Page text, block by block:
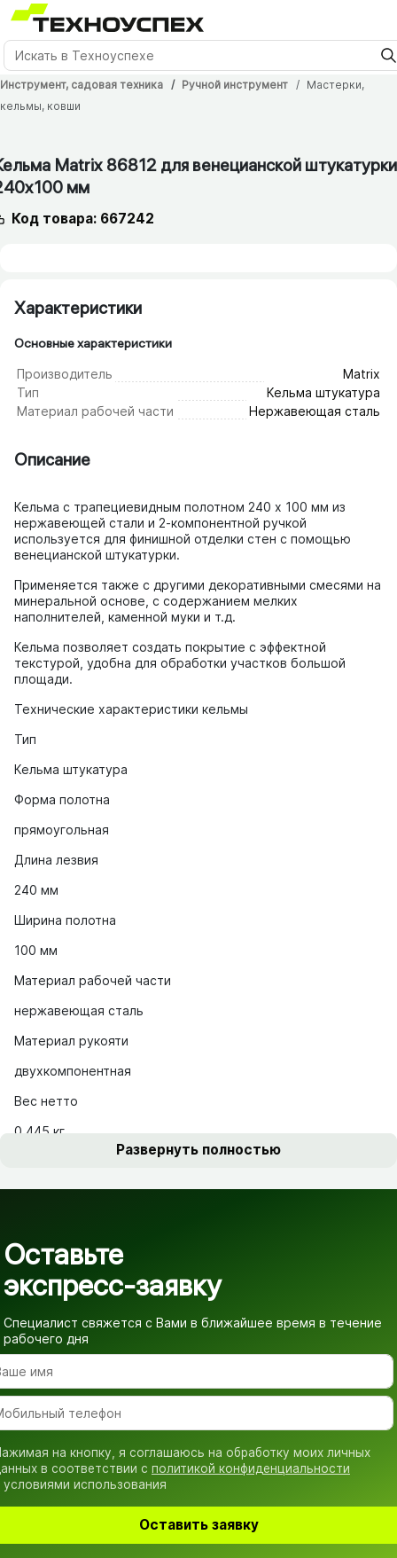
Инструмент, садовая техника Ручной инструмент
Мастерки,
кельмы, ковши
Matrix 86812 для венецианской
мм
Код товара: 667242
Характеристики
Основные характеристики
Производитель
Matrix
Тип
Кельма штукатура
Материал рабочей части
Нержавеющая сталь
Описание
Кельма с трапециевидным полотном 240 х 100 мм из
нержавеющей стали и 2-компонентной ручкой
используется для финишной отделки стен с помощью
венецианской штукатурки.
Применяется также с другими декоративными смесями на
минеральной основе, с содержанием мелких
наполнителей, каменной муки и т.д.
Кельма позволяет создать покрытие с эффектной
текстурой, удобна для обработки участков большой
площади.
Технические характеристики кельмы
Тип
Кельма штукатура
Форма полотна
прямоугольная
Длина лезвия
240 мм
Ширина полотна
100 мм
Материал рабочей части
нержавеющая сталь
Материал рукояти
двухкомпонентная
Вес нетто
0.445 кг
Развернуть полностью
Оставьте
экспресс-заявку
Специалист свяжется с Вами в ближайшее время в течение
рабочего дня
на кнопку, я соглашаюсь на обработку моих личных
в соответствии с политикой конфиденциальности
условиями использования
Оставить заявку